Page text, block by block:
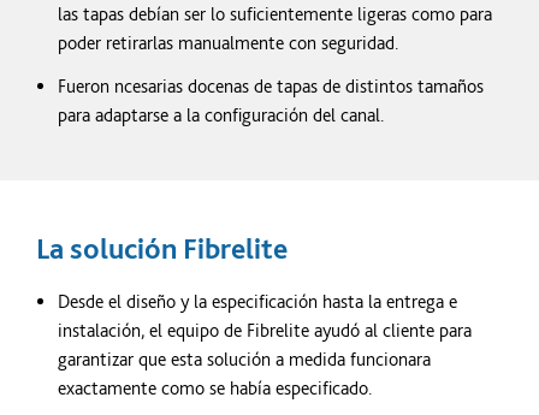
las tapas debían ser lo suficientemente ligeras como para
poder retirarlas manualmente con seguridad.
Fueron ncesarias docenas de tapas de distintos tamaños
para adaptarse a la configuración del canal.
La solución Fibrelite
Desde el diseño y la especificación hasta la entrega e
instalación, el equipo de Fibrelite ayudó al cliente para
garantizar que esta solución a medida funcionara
exactamente como se había especificado.